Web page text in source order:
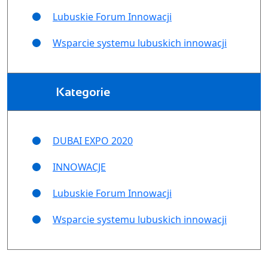
Lubuskie Forum Innowacji
Wsparcie systemu lubuskich innowacji
Kategorie
DUBAI EXPO 2020
INNOWACJE
Lubuskie Forum Innowacji
Wsparcie systemu lubuskich innowacji